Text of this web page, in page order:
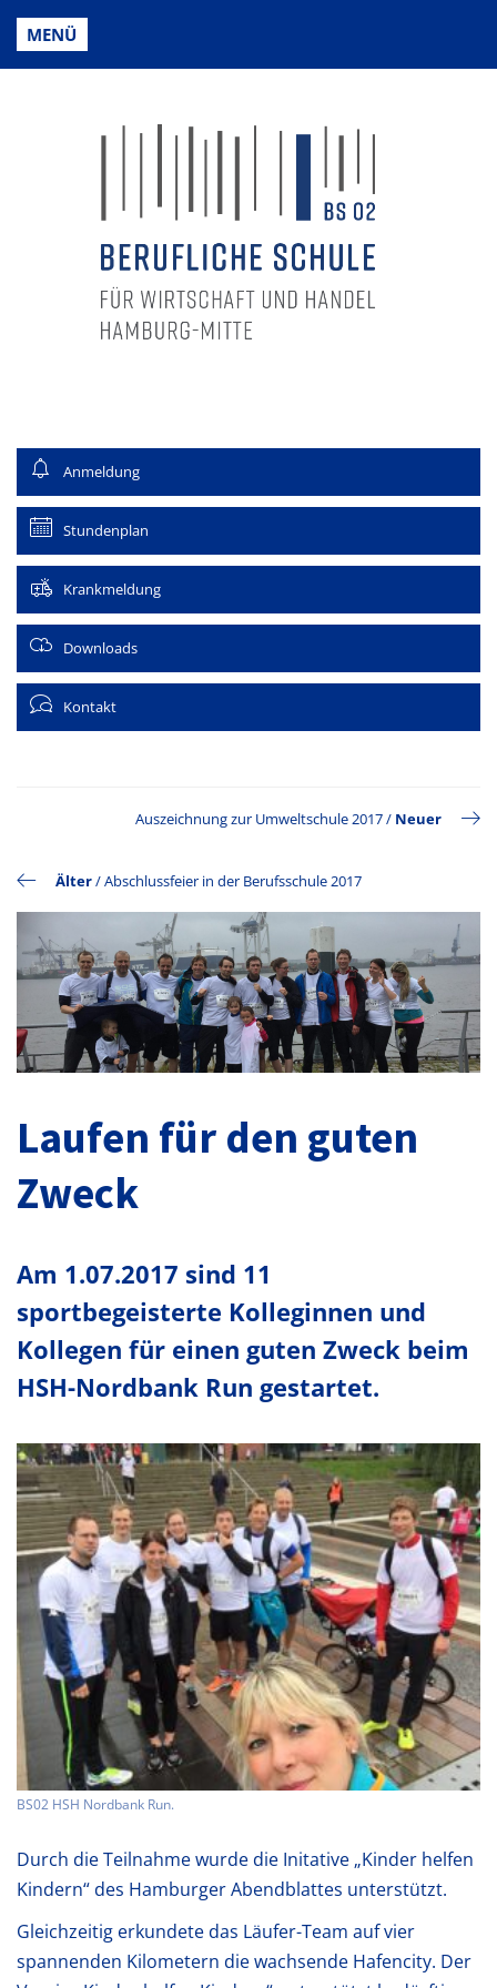
MENÜ
Anmeldung
Stundenplan
Krankmeldung
Downloads
Kontakt
Auszeichnung zur Umweltschule 2017/ Neuer
Älter/Abschlussfeier in der Berufsschule 2017
Laufen für den guten
Zweck
Am 1.07.2017 sind 11
sportbegeisterte Kolleginnen und
Kollegen für einen guten Zweck beim
HSH-Nordbank Run gestartet.
BS02 HSH Nordbank Run.
Durch die Teilnahme wurde die Initative „Kinder helfen
Kindern“ des Hamburger Abendblattes unterstützt.
Gleichzeitig erkundete das Läufer-Team auf vier
spannenden Kilometern die wachsende Hafencity. Der